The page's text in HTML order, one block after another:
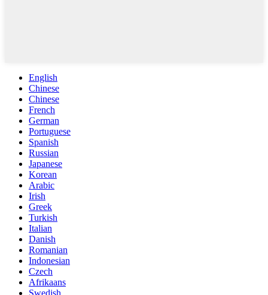
English
Chinese
Chinese
French
German
Portuguese
Spanish
Russian
Japanese
Korean
Arabic
Irish
Greek
Turkish
Italian
Danish
Romanian
Indonesian
Czech
Afrikaans
Swedish